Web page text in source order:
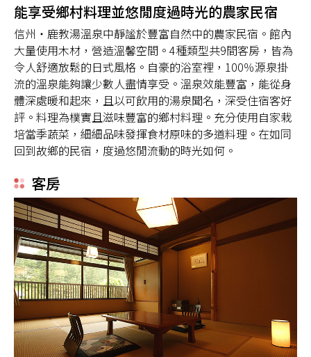
能享受鄉村料理並悠閒度過時光的農家民宿
信州・鹿教湯溫泉中靜謐於豐富自然中的農家民宿。館內
大量使用木材，營造溫馨空間。4種類型共9間客房，皆為
令人舒適放鬆的日式風格。自豪的浴室裡，100％源泉掛
流的溫泉能夠讓少數人盡情享受。溫泉效能豐富，能從身
體深處暖和起來，且以可飲用的湯泉聞名，深受住宿客好
評。料理為樸實且滋味豐富的鄉村料理。充分使用自家栽
培當季蔬菜，細細品味發揮食材原味的多道料理。在如同
回到故鄉的民宿，度過悠閒流動的時光如何。
客房